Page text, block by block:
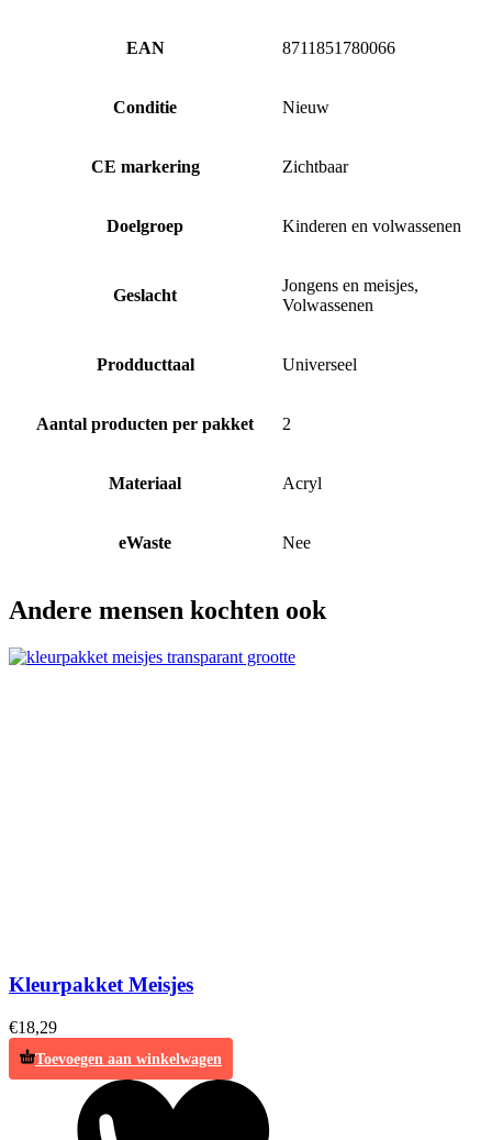
EAN 8711851780066
Conditie Nieuw
CE markering Zichtbaar
Doelgroep Kinderen en volwassenen
Geslacht
Jongens en meisjes,
Volwassenen
Prodducttaal Universeel
Aantal producten per pakket 2
Materiaal Acryl
eWaste Nee
Andere mensen kochten ook
Kleurpakket Meisjes
€18,29
Toevoegen aan winkelwagen